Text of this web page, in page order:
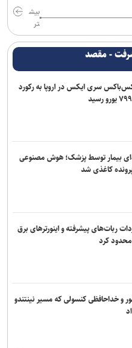
بیش
تر
- مقصد
سری ایکس در اروپا به رکورد
بیمار توسط پزشک؛ هوش مصنوعی
کاغذی شد
ربات‌های پیشرفته و اینورترهای برق
کرد
و خداحافظی کنسولی که مسیر نینتندو